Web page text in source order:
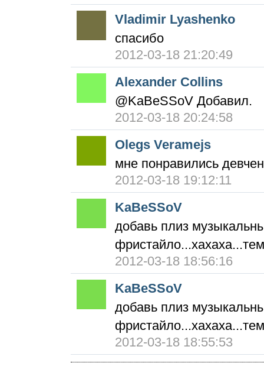
Vladimir Lyashenko
спасибо
2012-03-18 21:20:49
Alexander Collins
@KaBeSSoV Добавил.
2012-03-18 20:24:58
Olegs Veramejs
мне понравились
2012-03-18 19:12:11
KaBeSSoV
добавь плиз
2012-03-18 18:56:16
KaBeSSoV
добавь плиз
2012-03-18 18:55:53